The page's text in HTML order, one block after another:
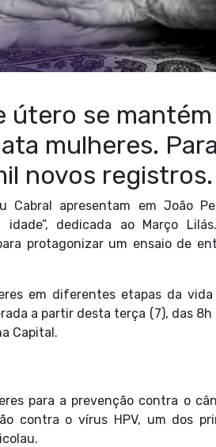
útero se mantém
mulheres. Para
novos registros.
Cabral apresentam em João
dedicada ao Março
protagonizar um ensaio de
em diferentes etapas da vida
a partir desta terça (7), das 8h
Capital.
para a prevenção contra o
contra o vírus HPV, um dos